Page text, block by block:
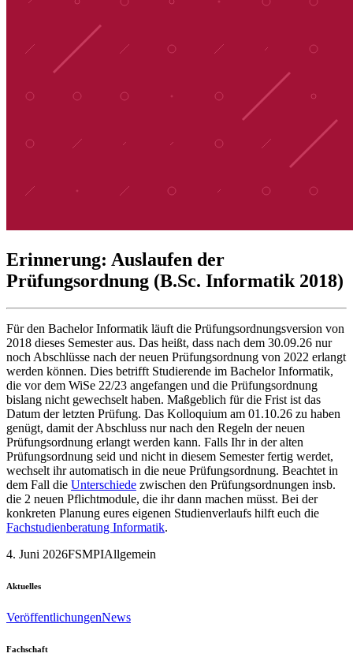
Erinnerung: Auslaufen der
Prüfungsordnung (B.Sc. Informatik 2018)
Für den Bachelor Informatik läuft die Prüfungsordnungsversion von
2018 dieses Semester aus. Das heißt, dass nach dem 30.09.26 nur
noch Abschlüsse nach der neuen Prüfungsordnung von 2022 erlangt
werden können. Dies betrifft Studierende im Bachelor Informatik,
die vor dem WiSe 22/23 angefangen und die Prüfungsordnung
bislang nicht gewechselt haben. Maßgeblich für die Frist ist das
Datum der letzten Prüfung. Das Kolloquium am 01.10.26 zu haben
genügt, damit der Abschluss nur nach den Regeln der neuen
Prüfungsordnung erlangt werden kann. Falls Ihr in der alten
Prüfungsordnung seid und nicht in diesem Semester fertig werdet,
wechselt ihr automatisch in die neue Prüfungsordnung. Beachtet in
dem Fall die Unterschiede zwischen den Prüfungsordnungen insb.
die 2 neuen Pflichtmodule, die ihr dann machen müsst. Bei der
konkreten Planung eures eigenen Studienverlaufs hilft euch die
Fachstudienberatung Informatik.
4. Juni 2026FSMPIAllgemein
Aktuelles
VeröffentlichungenNews
Fachschaft